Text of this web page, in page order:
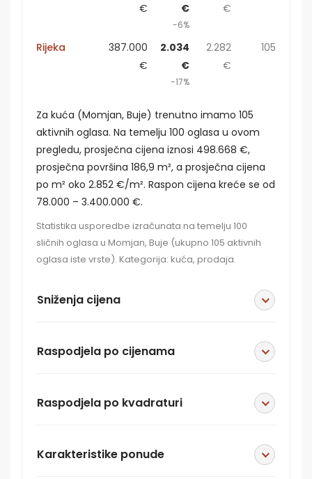
€
€
-6%
€
Rijeka
387.000
€
2.034
€
-17%
2.282
€
105
Za kuća (Momjan, Buje) trenutno imamo 105
aktivnih oglasa. Na temelju 100 oglasa u ovom
pregledu, prosječna cijena iznosi 498.668 €,
prosječna površina 186,9 m², a prosječna cijena
po m² oko 2.852 €/m². Raspon cijena kreće se od
78.000 – 3.400.000 €.
Statistika usporedbe izračunata na temelju 100
sličnih oglasa u Momjan, Buje (ukupno 105 aktivnih
oglasa iste vrste). Kategorija: kuća, prodaja.
Sniženja cijena
Raspodjela po cijenama
Raspodjela po kvadraturi
Karakteristike ponude